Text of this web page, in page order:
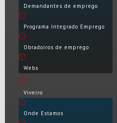
Demandantes de emprego
Programa Integrado Emprego
Obradoiros de emprego
Webs
Viveiro
Onde Estamos